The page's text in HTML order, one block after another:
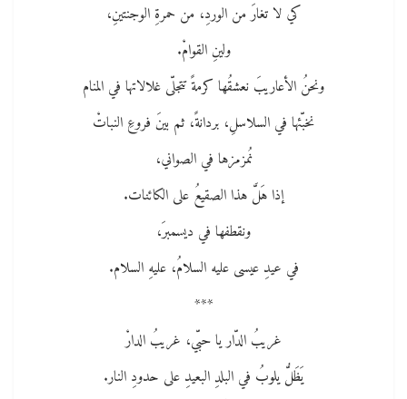
كي لا تغارَ من الوردِ، من حمرةِ الوجنتينِ،
ولينِ القوامْ.
ونحنُ الأعاريبَ نعشقُها كرمةً تتجلّى غلالاتها ﻓﻲ المنام
نخبّئها ﻓﻲ السلاسلِ، بردانةً، ﺛﻢ بينَ فروعِ النباتْ
نُمزمزها ﻓﻲ الصواني،
إذا هَلَّ هذا الصقيعُ على الكائنات.
ونقطفها ﻓﻲ ديسمبرَ،
ﻓﻲ عيدِ عيسى عليه السلامُ، عليهِ السلام.
***
غريبُ الدّار يا حبّي، غريبُ الدارْ
يَظَلُّ يلوبُ ﻓﻲ البلدِ البعيدِ على حدودِ النار.